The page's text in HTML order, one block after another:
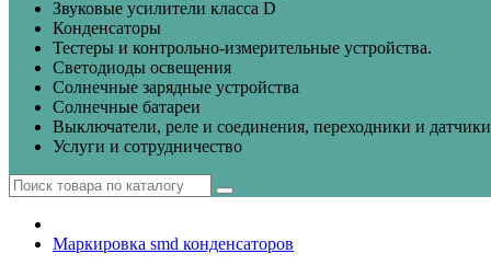
Звуковые усилители класса D
Конденсаторы
Тестеры и контрольно-измерительные устройства.
Светодиоды освещения
Солнечные зарядные устройства
Солнечные батареи
Выключатели, реле и соединения, переходники и датчики
Услуги и сотрудничество
Маркировка smd конденсаторов